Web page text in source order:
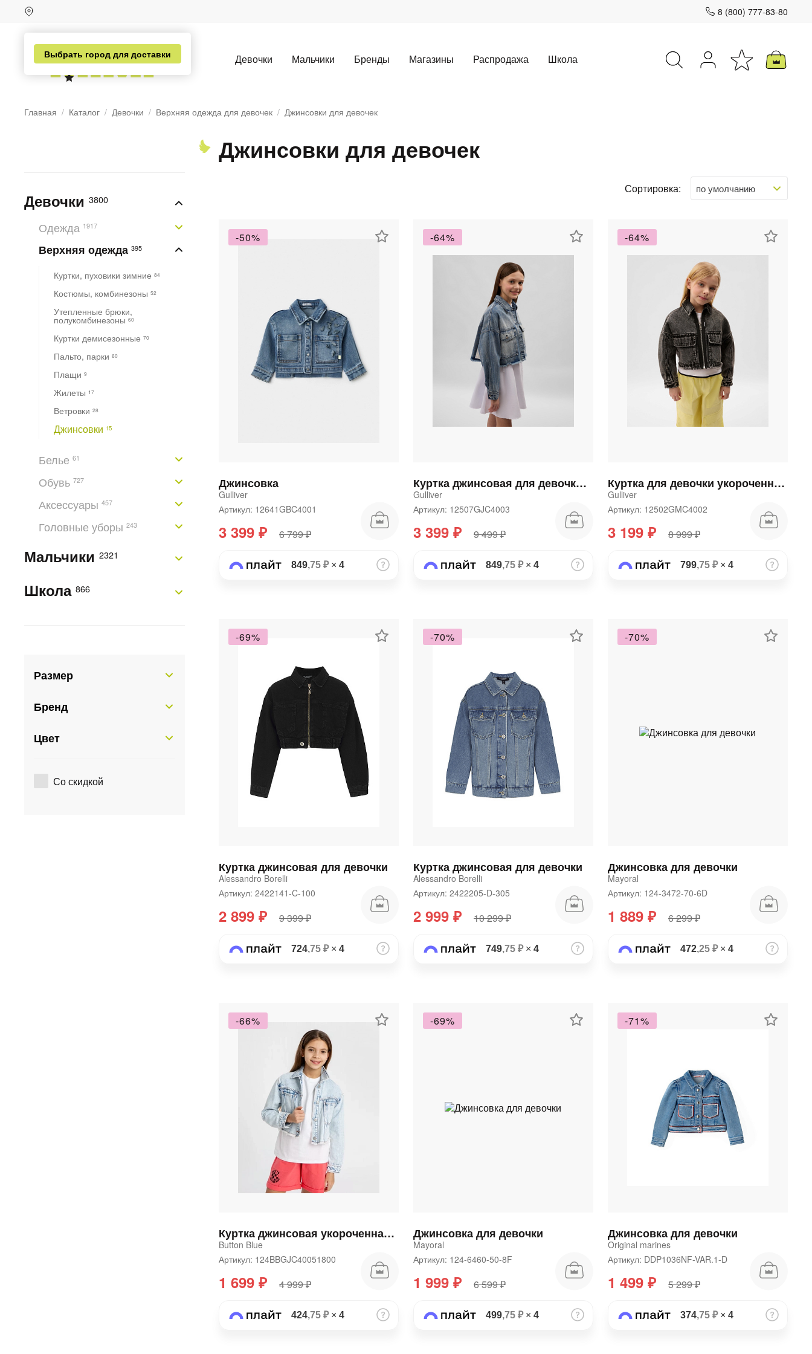
Выбрать город для доставки
8 (800) 777-83-80
Девочки Мальчики Бренды Магазины Распродажа Школа
Главная Каталог Девочки Верхняя одежда для девочек Джинсовки для девочек
Девочки 3800
Одежда 1917
Верхняя одежда 395
Куртки, пуховики зимние 84
Костюмы, комбинезоны 52
Утепленные брюки,
полукомбинезоны 60
Куртки демисезонные 70
Пальто, парки 60
Плащи 9
Жилеты 17
Ветровки 28
Джинсовки 15
Белье 61
Обувь 727
Аксессуары 457
Головные уборы 243
Мальчики 2321
Школа 866
Размер
Бренд
Цвет
Со скидкой
Джинсовки для девочек
Сортировка:
-50%
Джинсовка
Gulliver
Артикул: 12641GBC4001
3 399 ₽ 6 799 ₽
849,75 ₽× 4
-64%
Куртка джинсовая для девочки укороченная с открытым срезом по нижнему краю синяя
Gulliver
Артикул: 12507GJC4003
3 399 ₽ 9 499 ₽
849,75 ₽× 4
-64%
Куртка для девочки укороченная джинсовая
Gulliver
Артикул: 12502GMC4002
3 199 ₽ 8 999 ₽
799,75 ₽× 4
-69%
Куртка джинсовая для девочки
Alessandro Borelli
Артикул: 2422141-C-100
2 899 ₽ 9 399 ₽
724,75 ₽× 4
-70%
Куртка джинсовая для девочки
Alessandro Borelli
Артикул: 2422205-D-305
2 999 ₽ 10 299 ₽
749,75 ₽× 4
-70%
Джинсовка для девочки
Mayoral
Артикул: 124-3472-70-6D
1 889 ₽ 6 299 ₽
472,25 ₽× 4
-66%
Куртка джинсовая укороченная для девочки
Button Blue
Артикул: 124BBGJC40051800
1 699 ₽ 4 999 ₽
424,75 ₽× 4
-69%
Джинсовка для девочки
Mayoral
Артикул: 124-6460-50-8F
1 999 ₽ 6 599 ₽
499,75 ₽× 4
-71%
Джинсовка для девочки
Original marines
Артикул: DDP1036NF-VAR.1-D
1 499 ₽ 5 299 ₽
374,75 ₽× 4
Разбейте оплату
График платежей
Сегодня
25%
Оплачивайте сегодня только
Подробнееоб оплате Плайтом
раз в 2
недели
раз в 2 недели
Остались вопросы?
8 800 302-02-51